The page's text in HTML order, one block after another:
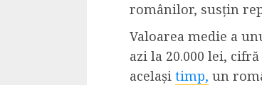
românilor, susțin
Valoarea medie a
azi la 20.000 lei,
același timp, un
Cele mai
cu piept